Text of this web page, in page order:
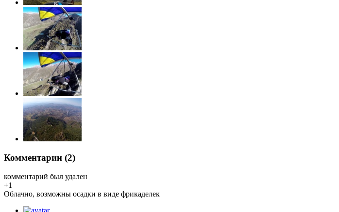
Комментарии (2)
комментарий был удален
+1
Облачно, возможны осадки в виде фрикаделек